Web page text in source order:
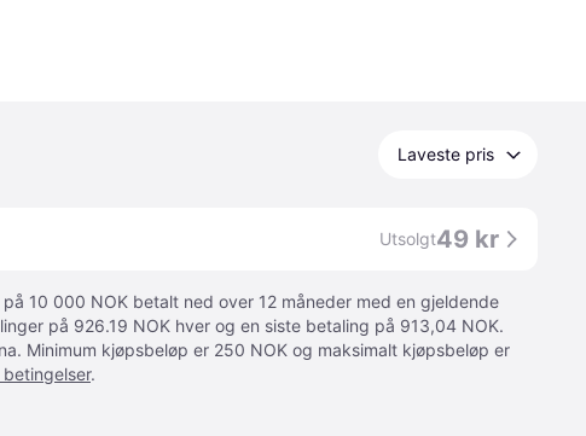
Laveste pris
Utsolgt49 kr
10 000 NOK betalt ned over 12 måneder med en gjeldende
på 926.19 NOK hver og en siste betaling på 913,04 NOK.
Minimum kjøpsbeløp er 250 NOK og maksimalt kjøpsbeløp er
.